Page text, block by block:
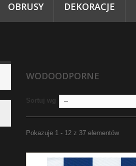
OBRUSY DEKORACJE
WODOODPORNE
Sortuj wg --
Pokazuje 1 - 12 z 37 elementów